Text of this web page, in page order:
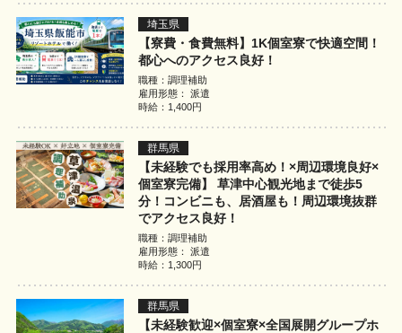
埼玉県
【寮費・食費無料】1K個室寮で快適空間！
都心へのアクセス良好！
職種：調理補助
雇用形態： 派遣
時給：1,400円
群馬県
【未経験でも採用率高め！×周辺環境良好×
個室寮完備】 草津中心観光地まで徒歩5
分！コンビニも、居酒屋も！周辺環境抜群
でアクセス良好！
職種：調理補助
雇用形態： 派遣
時給：1,300円
群馬県
【未経験歓迎×個室寮×全国展開グループホ